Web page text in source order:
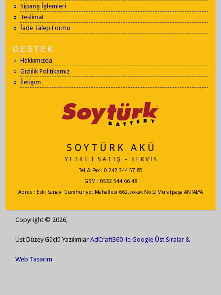
Sipariş İşlemleri
Teslimat
İade Talep Formu
DESTEK
Hakkımızda
Gizlilik Politikamız
İletişim
S O Y T Ü R K A K Ü
Y E T K İ L İ S A T I Ş - S E R V İ S
Tel.& Fax : 0 242 344 57 85
GSM : 0532 544 66 48
Adres : Eski Sanayi Cumhuriyet Mahallesi 662.sokak No:2 Muratpaşa ANTALYA
Copyright © 2026,
Üst Düzey Güçlü YazılımlarAdCraft360 ile Google Üst Sıralar &
Web Tasarım